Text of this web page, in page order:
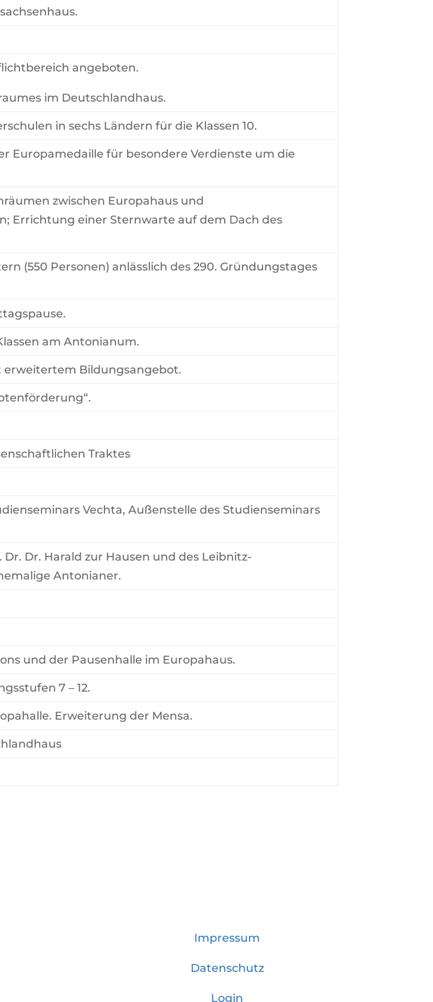
angeboten.
im Deutschlandhaus.
in sechs Ländern für die Klassen 10.
Europamedaille für besondere Verdienste um die
zwischen Europahaus und
Errichtung einer Sternwarte auf dem Dach des
(550 Personen) anlässlich des 290. Gründungstages
am Antonianum.
erweitertem Bildungsangebot.
Traktes
Vechta, Außenstelle des Studienseminars
Dr. Harald zur Hausen und des Leibnitz-
Antonianer.
und der Pausenhalle im Europahaus.
7 – 12.
Erweiterung der Mensa.
Impressum
Datenschutz
Login